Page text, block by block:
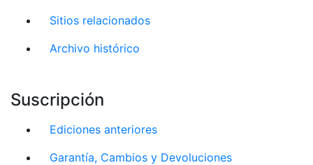
Sitios relacionados
Archivo histórico
Suscripción
Ediciones anteriores
Garantía, Cambios y Devoluciones